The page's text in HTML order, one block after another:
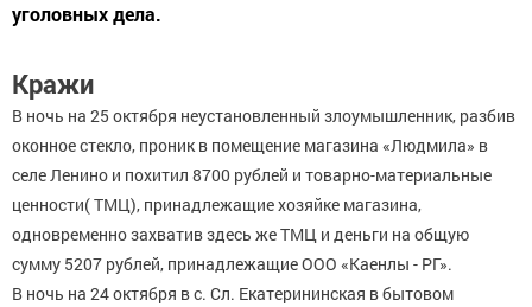
уголовных дела.
Кражи
В ночь на 25 октября неустановленный злоумышленник, разбив
оконное стекло, проник в помещение магазина «Людмила» в
селе Ленино и похитил 8700 рублей и товарно-материальные
ценности( ТМЦ), принадлежащие хозяйке магазина,
одновременно захватив здесь же ТМЦ и деньги на общую
сумму 5207 рублей, принадлежащие ООО «Каенлы - РГ».
В ночь на 24 октября в с. Сл. Екатерининская в бытовом